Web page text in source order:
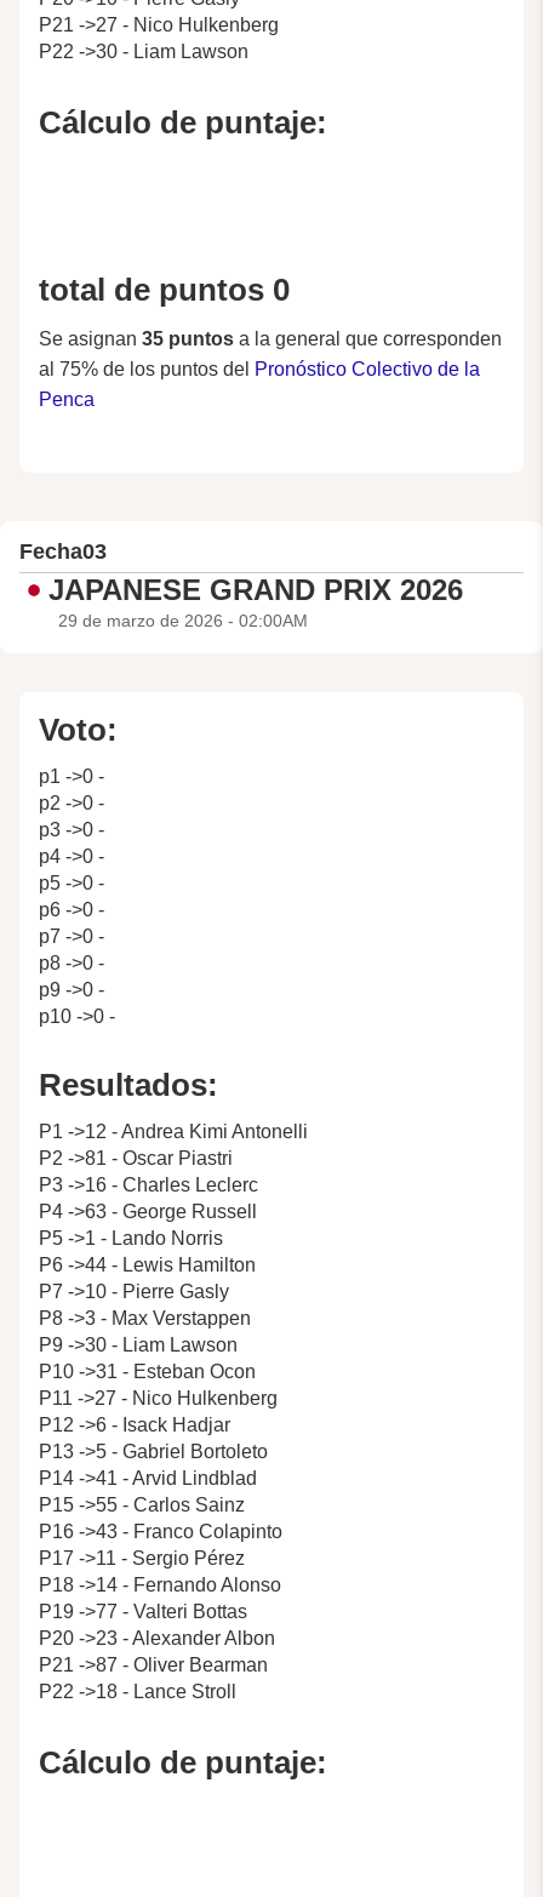
P21 ->27 - Nico Hulkenberg
P22 ->30 - Liam Lawson
Cálculo de puntaje:
total de puntos 0
Se asignan 35 puntos a la general que corresponden
al 75% de los puntos del Pronóstico Colectivo de la
Penca
Fecha03
JAPANESE GRAND PRIX 2026
29 de marzo de 2026 - 02:00AM
Voto:
p1 ->0 -
p2 ->0 -
p3 ->0 -
p4 ->0 -
p5 ->0 -
p6 ->0 -
p7 ->0 -
p8 ->0 -
p9 ->0 -
p10 ->0 -
Resultados:
P1 ->12 - Andrea Kimi Antonelli
P2 ->81 - Oscar Piastri
P3 ->16 - Charles Leclerc
P4 ->63 - George Russell
P5 ->1 - Lando Norris
P6 ->44 - Lewis Hamilton
P7 ->10 - Pierre Gasly
P8 ->3 - Max Verstappen
P9 ->30 - Liam Lawson
P10 ->31 - Esteban Ocon
P11 ->27 - Nico Hulkenberg
P12 ->6 - Isack Hadjar
P13 ->5 - Gabriel Bortoleto
P14 ->41 - Arvid Lindblad
P15 ->55 - Carlos Sainz
P16 ->43 - Franco Colapinto
P17 ->11 - Sergio Pérez
P18 ->14 - Fernando Alonso
P19 ->77 - Valteri Bottas
P20 ->23 - Alexander Albon
P21 ->87 - Oliver Bearman
P22 ->18 - Lance Stroll
Cálculo de puntaje: